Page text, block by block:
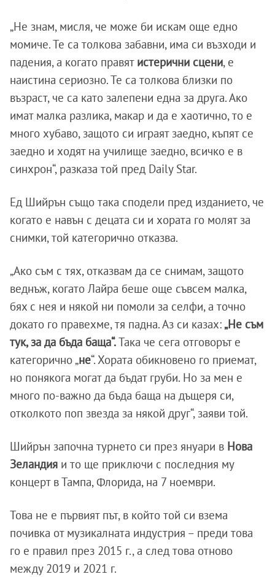
„Не знам, мисля, че може би искам още едно
момиче. Те са толкова забавни, има си възходи и
падения, а когато правят истерични сцени, е
наистина сериозно. Те са толкова близки по
възраст, че са като залепени една за друга. Ако
имат малка разлика, макар и да е хаотично, то е
много хубаво, защото си играят заедно, къпят се
заедно и ходят на училище заедно, всичко е в
синхрон“, разказа той пред Daily Star.
Ед Шийрън също така сподели пред изданието, че
когато е навън с децата си и хората го молят за
снимки, той категорично отказва.
„Ако съм с тях, отказвам да се снимам, защото
веднъж, когато Лайра беше още съвсем малка,
бях с нея и някой ни помоли за селфи, а точно
докато го правехме, тя падна. Аз си казах:„Не съм
тук, за да бъда баща“.Така че сега отговорът е
категорично „не“. Хората обикновено го приемат,
но понякога могат да бъдат груби. Но за мен е
много по-важно да бъда баща на дъщеря си,
отколкото поп звезда за някой друг“, заяви той.
Шийрън започна турнето си през януари в Нова
Зеландия и то ще приключи с последния му
концерт в Тампа, Флорида, на 7 ноември.
Това не е първият път, в който той си взема
почивка от музикалната индустрия – преди това
го е правил през 2015 г., а след това отново
между 2019 и 2021 г.